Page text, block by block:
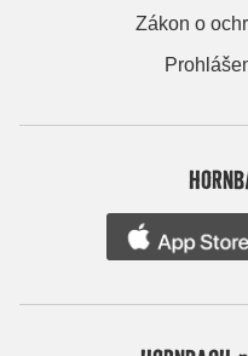
Zákon o